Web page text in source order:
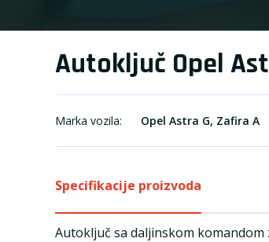
Autoključ Opel
Marka vozila: Opel Astra G, Zafira A
Specifikacije proizvoda
Autoključ sa daljinskom komandom